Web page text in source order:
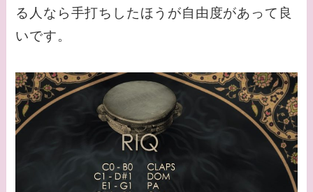
る人なら手打ちしたほうが自由度があって良
いです。